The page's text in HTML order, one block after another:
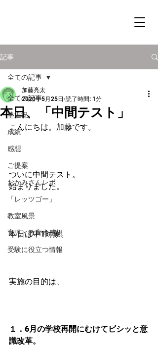
記事
全ての記事
塾近況
成績
感想
ご提案
おかみさんレポ
「レッツゴー」
教室風景
育児・教育本感想
受験に役立つ情報
全ての記事
本日、「中間テスト」
加藤亮太
2020年5月25日 読了時間: 1分
こんにちは。加藤です。
ついに中間テスト。
始まりました。
本日は中1対象。
実施の目的は、
１．6月の学校再開にむけてビシッと意
識改革。